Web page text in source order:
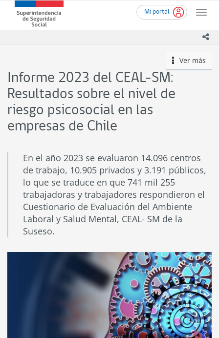
contenido
Mi portal
Toggle
Superintendencia
de
Gobierno
de
Chile
icono
Ver más
Informe 2023 del CEAL-SM:
Resultados sobre el nivel de
riesgo psicosocial en las
empresas de Chile
En el año 2023 se evaluaron 14.096 centros
de trabajo, 10.905 privados y 3.191 públicos,
lo que se traduce en que 741 mil 255
trabajadoras y trabajadores respondieron el
Cuestionario de Evaluación del Ambiente
Laboral y Salud Mental, CEAL- SM de la
Suseso.